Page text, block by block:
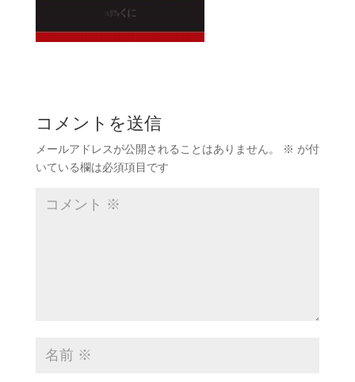
コメントを送信
メールアドレスが公開されることはありません。 ※ が付
いている欄は必須項目です